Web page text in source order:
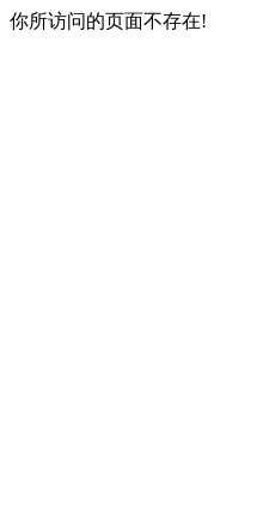
你所访问的页面不存在!